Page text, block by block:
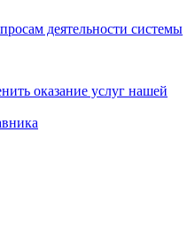
деятельности системы
оказание услуг нашей